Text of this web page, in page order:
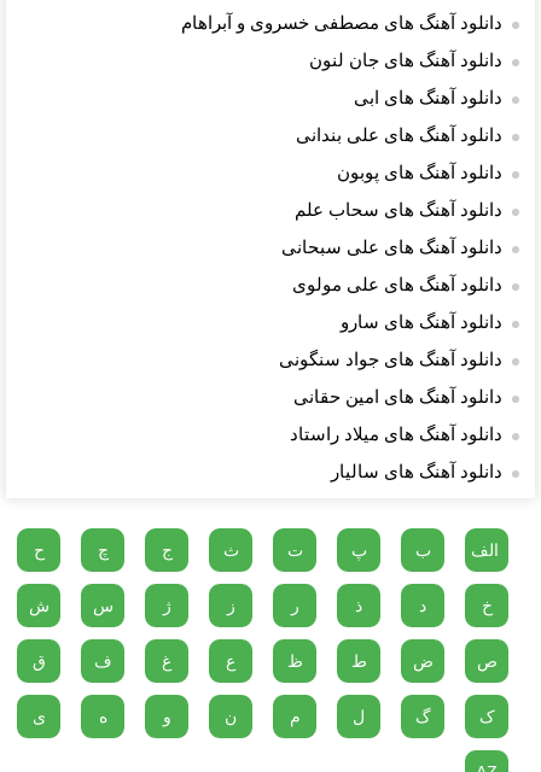
دانلود آهنگ های مصطفی خسروی و آبراهام
دانلود آهنگ های جان لنون
دانلود آهنگ های ابی
دانلود آهنگ های علی بندانی
دانلود آهنگ های پوبون
دانلود آهنگ های سحاب علم
دانلود آهنگ های علی سبحانی
دانلود آهنگ های علی مولوی
دانلود آهنگ های سارو
دانلود آهنگ های جواد سنگونی
دانلود آهنگ های امین حقانی
دانلود آهنگ های میلاد راستاد
دانلود آهنگ های سالیار
الف ب پ ت ث ج چ ح
خ د ذ ر ز ژ س ش
ص ض ط ظ ع غ ف ق
ک گ ل م ن و ه ی